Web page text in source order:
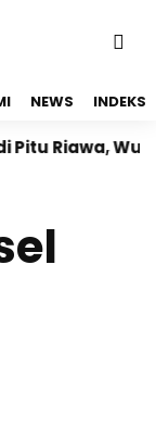
NEWS INDEKS
Wujudkan